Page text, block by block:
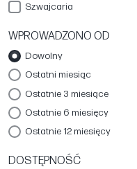
Szwajcaria
WPROWADZONO OD
Dowolny
Ostatni miesiąc
Ostatnie 3 miesiące
Ostatnie 6 miesięcy
Ostatnie 12 miesięcy
DOSTĘPNOŚĆ